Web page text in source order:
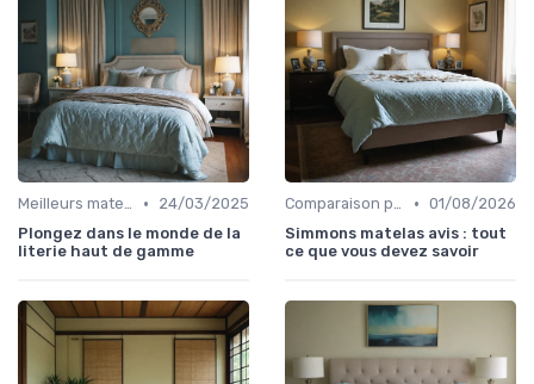
Meilleurs matelas de l'année •
24/03/2025
Plongez dans le monde de la
literie haut de gamme
Comparaison par marque • 01/08/2026
Simmons matelas avis : tout
ce que vous devez savoir